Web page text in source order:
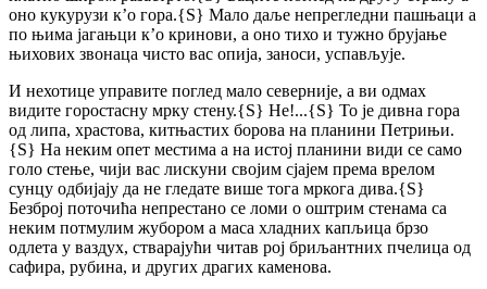
оно кукурузи к’о гора.{S} Мало даље непрегледни пашњаци а
по њима јагањци к’о кринови, а оно тихо и тужно брујање
њихових звонаца чисто вас опија, заноси, успављује.
И нехотице управите поглед мало северније, а ви одмах
видите горостасну мрку стену.{S} Не!...{S} То је дивна гора
од липа, храстова, китњастих борова на планини Петрињи.
{S} На неким опет местима а на истој планини види се само
голо стење, чији вас лискуни својим сјајем према врелом
сунцу одбијају да не гледате више тога мркога дива.{S}
Безброј поточића непрестано се ломи о оштрим стенама са
неким потмулим жубором а маса хладних капљица брзо
одлета у ваздух, стварајући читав рој бриљантних пчелица од
сафира, рубина, и других драгих каменова.